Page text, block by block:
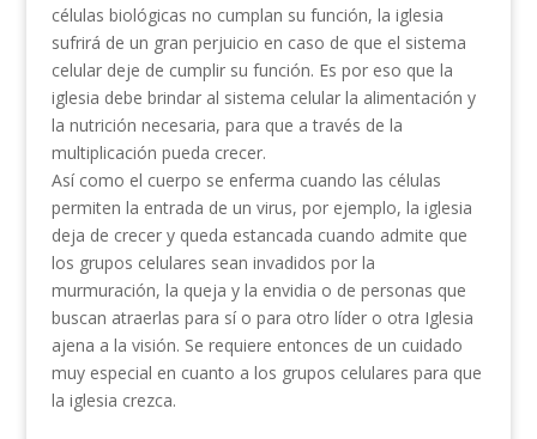
células biológicas no cumplan su función, la iglesia
sufrirá de un gran perjuicio en caso de que el sistema
celular deje de cumplir su función. Es por eso que la
iglesia debe brindar al sistema celular la alimentación y
la nutrición necesaria, para que a través de la
multiplicación pueda crecer.
Así como el cuerpo se enferma cuando las células
permiten la entrada de un virus, por ejemplo, la iglesia
deja de crecer y queda estancada cuando admite que
los grupos celulares sean invadidos por la
murmuración, la queja y la envidia o de personas que
buscan atraerlas para sí o para otro líder o otra Iglesia
ajena a la visión. Se requiere entonces de un cuidado
muy especial en cuanto a los grupos celulares para que
la iglesia crezca.